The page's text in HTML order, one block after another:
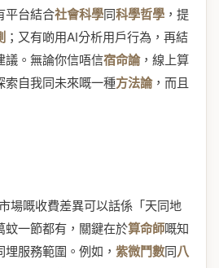
平台結合社會科學同科學哲學 ，提
；又有啲用AI分析用戶行為，再結
議。無論你信唔信宿命論，線上算
索自我同未來嘅一種方法論，而且
場嘅收費差異可以話係「天同地
蚊一節都有，關鍵在於算命師嘅知
服務範圍。例如， 紫微鬥數同八